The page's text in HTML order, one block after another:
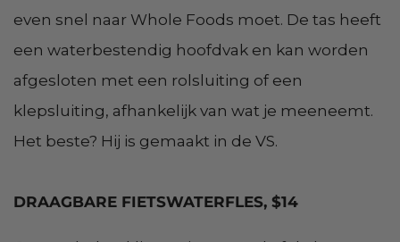
even snel naar Whole Foods moet. De tas heeft
een waterbestendig hoofdvak en kan worden
afgesloten met een rolsluiting of een
klepsluiting, afhankelijk van wat je meeneemt.
Het beste? Hij is gemaakt in de VS.
DRAAGBARE FIETSWATERFLES, $14